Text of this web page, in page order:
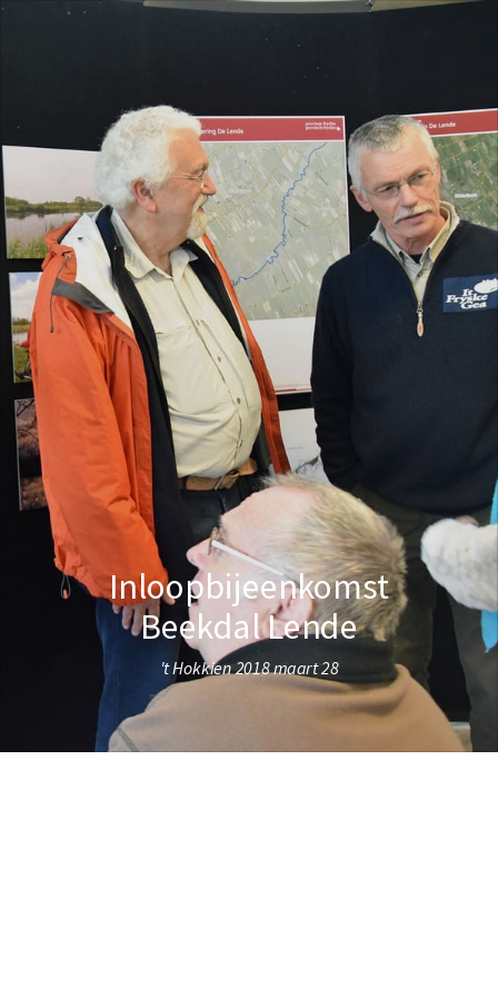
Inloopbijeenkomst
Beekdal Lende
't Hokkien 2018 maart 28